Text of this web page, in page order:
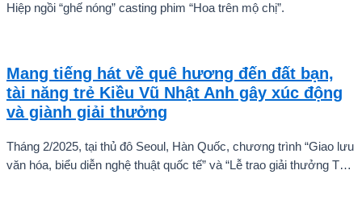
Hiệp ngồi “ghế nóng” casting phim “Hoa trên mộ chị”.
Mang tiếng hát về quê hương đến đất bạn,
tài năng trẻ Kiều Vũ Nhật Anh gây xúc động
và giành giải thưởng
Tháng 2/2025, tại thủ đô Seoul, Hàn Quốc, chương trình “Giao lưu
văn hóa, biểu diễn nghệ thuật quốc tế” và “Lễ trao giải thưởng Tài